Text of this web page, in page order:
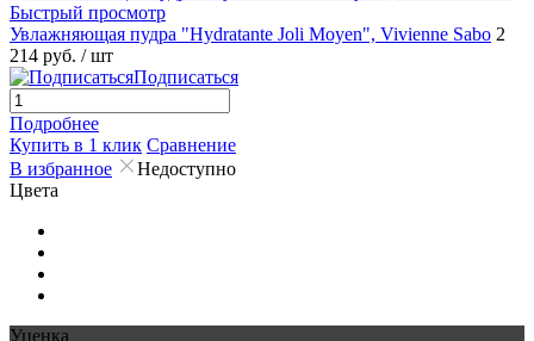
Быстрый просмотр
Увлажняющая пудра "Hydratante Joli Moyen", Vivienne Sabo 2
214 руб. / шт
Подписаться
Подробнее
Купить в 1 клик Сравнение
В избранное
Недоступно
Цвета
Уценка